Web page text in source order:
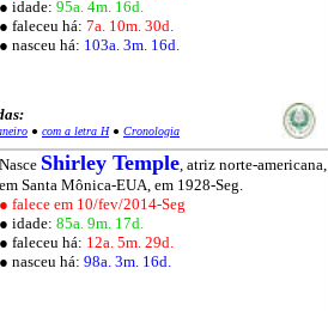
● idade: 95a. 4m. 16d.
● faleceu há: 7a. 10m. 30d.
● nasceu há: 103a. 3m. 16d.
● com a letra H● Cronologia
Nasce Shirley Temple, atriz norte-americana,
em Santa Mônica-EUA, em 1928-Seg.
● falece em 10/fev/2014-Seg
● idade: 85a. 9m. 17d.
● faleceu há: 12a. 5m. 29d.
● nasceu há: 98a. 3m. 16d.